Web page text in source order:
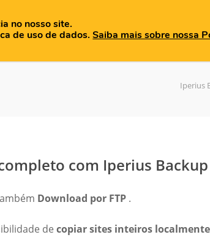
PRODUTOS BLOG MATERIAIS
Iperius
com Iperius Backup
Download por FTP .
de copiar sites inteiros localmente
no nosso site.
de uso de dados.Saiba mais sobre nossa